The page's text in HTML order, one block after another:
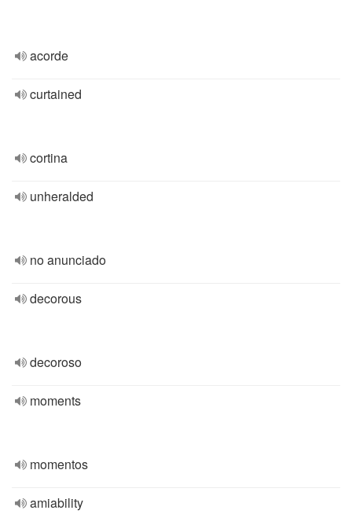
acorde
curtained
cortina
unheralded
no anunciado
decorous
decoroso
moments
momentos
amiability